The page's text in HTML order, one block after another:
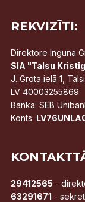
REKVIZĪTI:
Direktore Inguna
SIA "Talsu
J. Grota ielā 1,
LV 40003255869
Banka: SEB
Konts:
29412565 -
63291671 -